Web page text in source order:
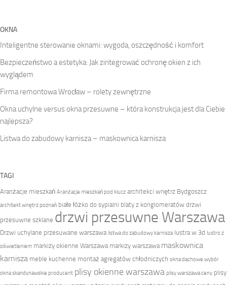
OKNA
Inteligentne sterowanie oknami: wygoda, oszczędność i komfort
Bezpieczeństwo a estetyka: Jak zintegrować ochronę okien z ich
wyglądem
Firma remontowa Wrocław – rolety zewnętrzne
Okna uchylne versus okna przesuwne – która konstrukcja jest dla Ciebie
najlepsza?
Listwa do zabudowy karnisza – maskownica karnisza
TAGI
Aranżacje mieszkań Aranżacje mieszkań pod klucz architekci wnętrz Bydgoszcz
architekt wnętrz poznań białe łóżko do sypialni blaty z konglomeratów drzwi
przesuwne szklane drzwi przesuwne Warszawa
Drzwi uchylane przesuwane warszawa listwa do zabudowy karnisza lustra w 3d lustro z
oświetleniem markizy okienne Warszawa markizy warszawa maskownica
karnisza meble kuchenne montaż agregatów chłodniczych okna dachowe wybór
okna skandynawskie producent plisy okienne warszawa plisy warszawa ceny plisy